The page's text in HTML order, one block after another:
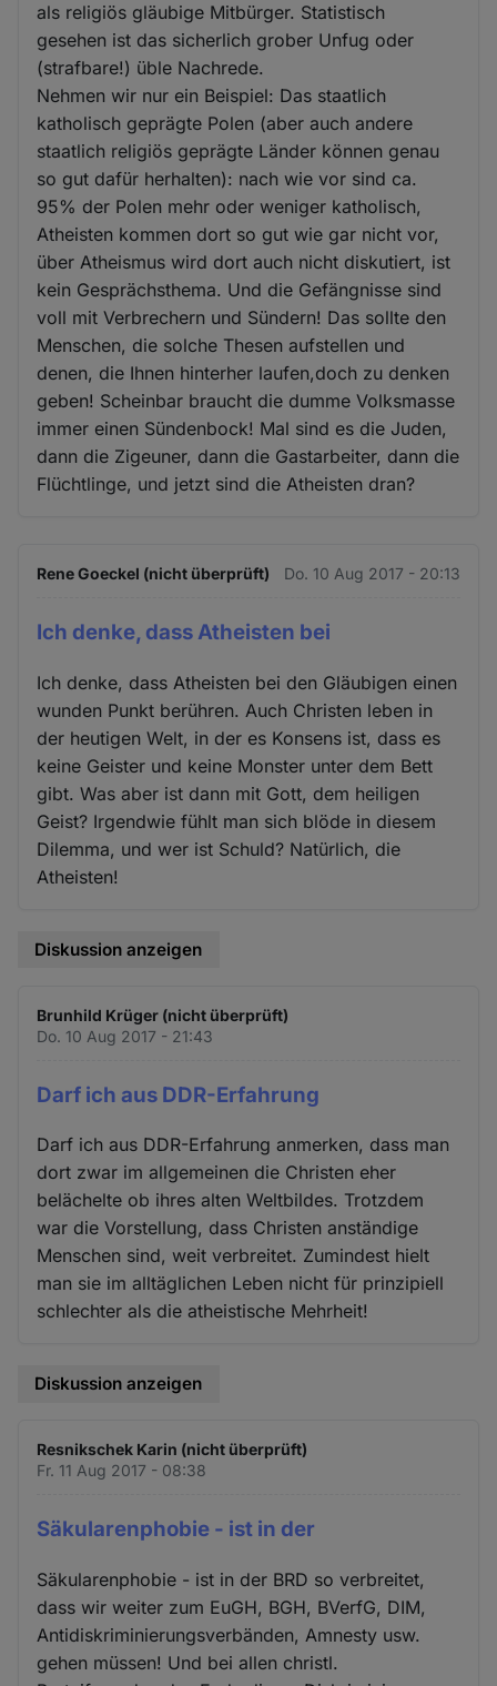
als religiös gläubige Mitbürger. Statistisch
gesehen ist das sicherlich grober Unfug oder
(strafbare!) üble Nachrede.
Nehmen wir nur ein Beispiel: Das staatlich
katholisch geprägte Polen (aber auch andere
staatlich religiös geprägte Länder können genau
so gut dafür herhalten): nach wie vor sind ca.
95% der Polen mehr oder weniger katholisch,
Atheisten kommen dort so gut wie gar nicht vor,
über Atheismus wird dort auch nicht diskutiert, ist
kein Gesprächsthema. Und die Gefängnisse sind
voll mit Verbrechern und Sündern! Das sollte den
Menschen, die solche Thesen aufstellen und
denen, die Ihnen hinterher laufen,doch zu denken
geben! Scheinbar braucht die dumme Volksmasse
immer einen Sündenbock! Mal sind es die Juden,
dann die Zigeuner, dann die Gastarbeiter, dann die
Flüchtlinge, und jetzt sind die Atheisten dran?
Rene Goeckel (nicht überprüft) Do. 10 Aug 2017 - 20:13
Ich denke, dass Atheisten bei
Ich denke, dass Atheisten bei den Gläubigen einen
wunden Punkt berühren. Auch Christen leben in
der heutigen Welt, in der es Konsens ist, dass es
keine Geister und keine Monster unter dem Bett
gibt. Was aber ist dann mit Gott, dem heiligen
Geist? Irgendwie fühlt man sich blöde in diesem
Dilemma, und wer ist Schuld? Natürlich, die
Atheisten!
Diskussion anzeigen
Brunhild Krüger (nicht überprüft)
Do. 10 Aug 2017 - 21:43
Darf ich aus DDR-Erfahrung
Darf ich aus DDR-Erfahrung anmerken, dass man
dort zwar im allgemeinen die Christen eher
belächelte ob ihres alten Weltbildes. Trotzdem
war die Vorstellung, dass Christen anständige
Menschen sind, weit verbreitet. Zumindest hielt
man sie im alltäglichen Leben nicht für prinzipiell
schlechter als die atheistische Mehrheit!
Diskussion anzeigen
Resnikschek Karin (nicht überprüft)
Fr. 11 Aug 2017 - 08:38
Säkularenphobie - ist in der
Säkularenphobie - ist in der BRD so verbreitet,
dass wir weiter zum EuGH, BGH, BVerfG, DIM,
Antidiskriminierungsverbänden, Amnesty usw.
gehen müssen! Und bei allen christl.